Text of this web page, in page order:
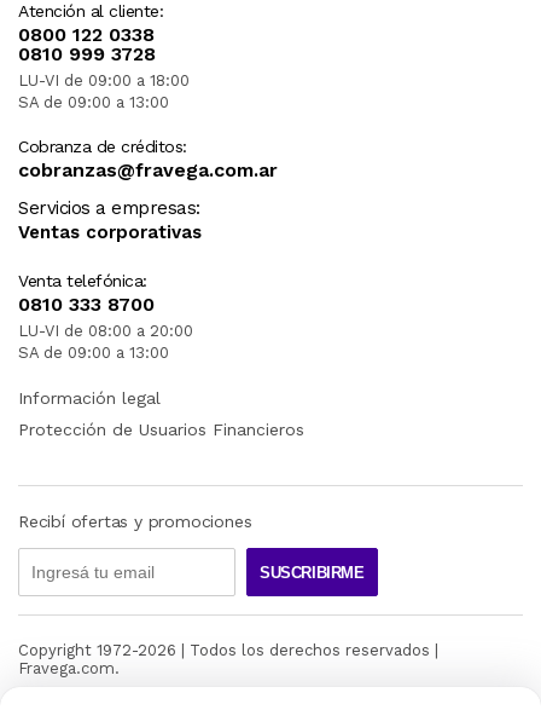
Atención al cliente:
0800 122 0338
0810 999 3728
LU-VI de 09:00 a 18:00
SA de 09:00 a 13:00
Cobranza de créditos:
cobranzas@fravega.com.ar
Servicios a empresas:
Ventas corporativas
Venta telefónica:
0810 333 8700
LU-VI de 08:00 a 20:00
SA de 09:00 a 13:00
Información legal
Protección de Usuarios Financieros
Recibí ofertas y promociones
SUSCRIBIRME
Copyright 1972-2026 | Todos los derechos reservados |
Fravega.com.